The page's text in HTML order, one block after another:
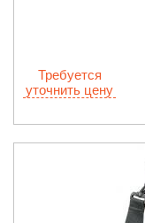
Требуется
уточнить цену